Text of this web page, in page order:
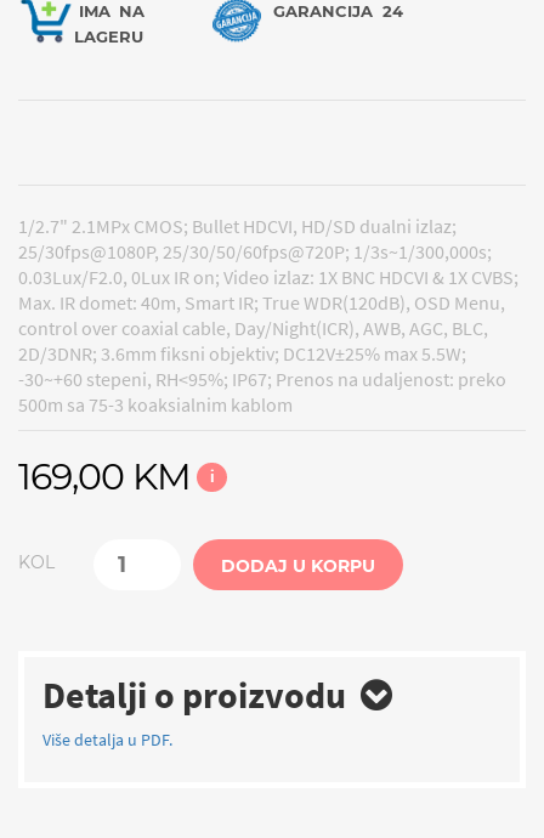
IMA NA
LAGERU
GARANCIJA 24
1/2.7" 2.1MPx CMOS; Bullet HDCVI, HD/SD dualni izlaz;
25/30fps@1080P, 25/30/50/60fps@720P; 1/3s~1/300,000s;
0.03Lux/F2.0, 0Lux IR on; Video izlaz: 1X BNC HDCVI & 1X CVBS;
Max. IR domet: 40m, Smart IR; True WDR(120dB), OSD Menu,
control over coaxial cable, Day/Night(ICR), AWB, AGC, BLC,
2D/3DNR; 3.6mm fiksni objektiv; DC12V±25% max 5.5W;
-30~+60 stepeni, RH<95%; IP67; Prenos na udaljenost: preko
500m sa 75-3 koaksialnim kablom
169,00 KM i
KOL DODAJ U KORPU
Detalji o proizvodu
Više detalja u PDF.